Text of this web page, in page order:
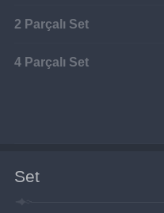
2 Parçalı Set
4 Parçalı Set
Set